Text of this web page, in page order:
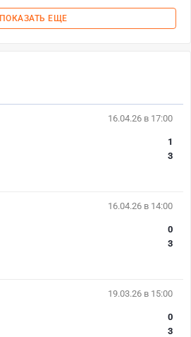
ПОКАЗАТЬ ЕЩЕ
16.04.26 в 17:00
1
3
16.04.26 в 14:00
0
3
19.03.26 в 15:00
0
3